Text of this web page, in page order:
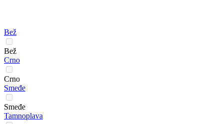
Bež
Bež
Crno
Crno
Smeđe
Smeđe
Tamnoplava